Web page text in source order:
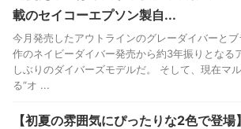
載のセイコーエプソン製自...
今月発売したアウトラインのグレーダイバーと
作のネイビーダイバー発売から約3年振りとなる
しぶりのダイバーズモデルだ。 そして、現在マ
る“オ ...
【初夏の雰囲気にぴったりな2色で登